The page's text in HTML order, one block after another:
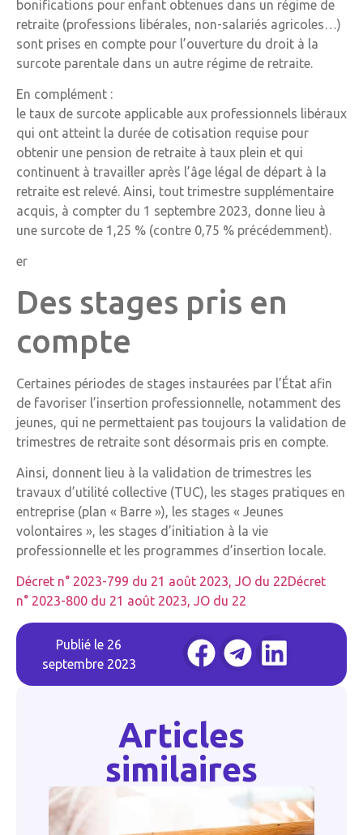
bonifications pour enfant obtenues dans un régime de
retraite (professions libérales, non-salariés agricoles…)
sont prises en compte pour l’ouverture du droit à la
surcote parentale dans un autre régime de retraite.
En complément :
le taux de surcote applicable aux professionnels libéraux
qui ont atteint la durée de cotisation requise pour
obtenir une pension de retraite à taux plein et qui
continuent à travailler après l’âge légal de départ à la
retraite est relevé. Ainsi, tout trimestre supplémentaire
acquis, à compter du 1 septembre 2023, donne lieu à
une surcote de 1,25 % (contre 0,75 % précédemment).
er
Des stages pris en
compte
Certaines périodes de stages instaurées par l’État afin
de favoriser l’insertion professionnelle, notamment des
jeunes, qui ne permettaient pas toujours la validation de
trimestres de retraite sont désormais pris en compte.
Ainsi, donnent lieu à la validation de trimestres les
travaux d’utilité collective (TUC), les stages pratiques en
entreprise (plan « Barre »), les stages « Jeunes
volontaires », les stages d’initiation à la vie
professionnelle et les programmes d’insertion locale.
Décret n° 2023-799 du 21 août 2023, JO du 22Décret
n° 2023-800 du 21 août 2023, JO du 22
Publié le 26
septembre 2023
Articles
similaires